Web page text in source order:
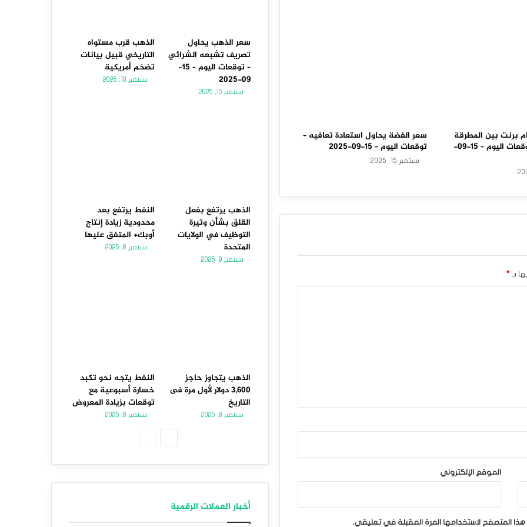
برنت بين المطرقة
والسندان – توقعات اليوم – 15-09-
سعر الفضة يحاول استعادة تعافيه –
توقعات اليوم – 15-09-2025
سبتمبر 15, 2025
بـ *
الموقع الإلكتروني
المتصفح لاستخدامها المرة المقبلة في تعليقي.
سعر الذهب يحاول
تصريف تشبعه الشرائي
– توقعات اليوم – 15-
09-2025
سبتمبر 15, 2025
الذهب قرب مستواه
التاريخي قبيل بيانات
تضخم أمريكية
سبتمبر 10, 2025
الذهب يرتفع بفعل
القلق بشأن وتيرة
التوظيف في الولايات
المتحدة
سبتمبر 9, 2025
النفط يرتفع بعد
محدودية زيادة إنتاج
أوبك+ المتفق عليها
سبتمبر 8, 2025
الذهب يتجاوز حاجز
3,600 دولار لأول مرة فى
التاريخ
سبتمبر 8, 2025
النفط يتجه نحو تكبد
خسارة أسبوعية مع
توقعات بزيادة المعروض
سبتمبر 6, 2025
أخبار العملات الرقمية